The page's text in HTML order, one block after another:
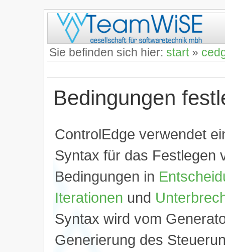
Sie befinden sich hier: start»
Bedingungen
ControlEdge verwendet
Syntax für das Festlegen
Bedingungen in
Iterationen und
Syntax wird vom
Generierung des